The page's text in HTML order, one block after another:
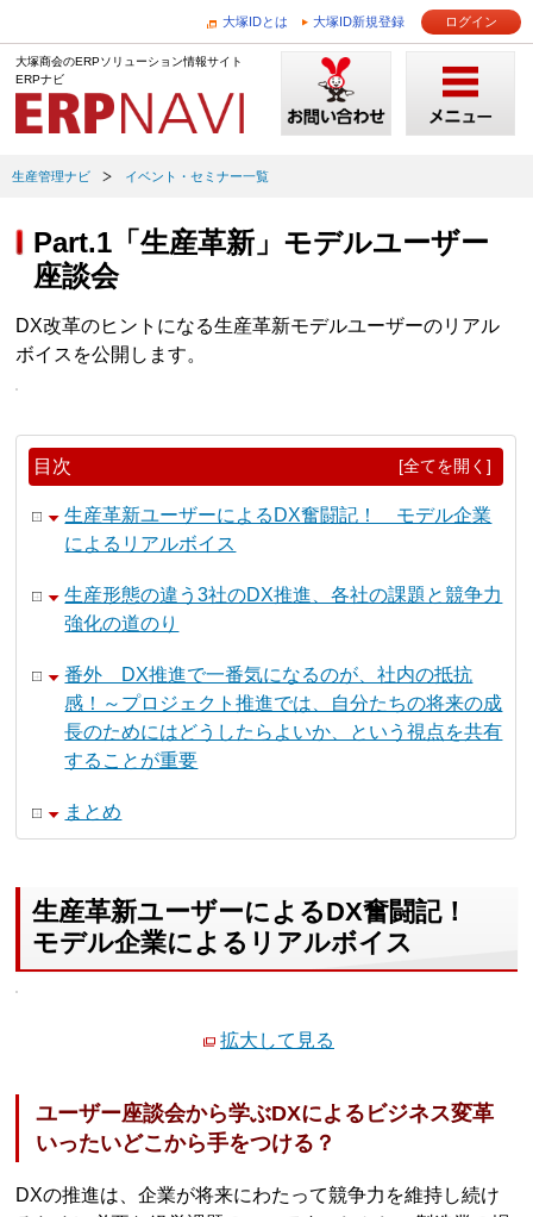
大塚IDとは 大塚ID新規登録 ログイン
大塚商会のERPソリューション情報サイト
ERPナビ
生産管理ナビ イベント・セミナー一覧
Part.1「生産革新」モデルユーザー
座談会
DX改革のヒントになる生産革新モデルユーザーのリアル
ボイスを公開します。
目次 [全てを開く]
生産革新ユーザーによるDX奮闘記！ モデル企業
によるリアルボイス
生産形態の違う3社のDX推進、各社の課題と競争力
強化の道のり
番外 DX推進で一番気になるのが、社内の抵抗
感！～プロジェクト推進では、自分たちの将来の成
長のためにはどうしたらよいか、という視点を共有
することが重要
まとめ
生産革新ユーザーによるDX奮闘記！
モデル企業によるリアルボイス
拡大して見る
ユーザー座談会から学ぶDXによるビジネス変革
いったいどこから手をつける？
DXの推進は、企業が将来にわたって競争力を維持し続け